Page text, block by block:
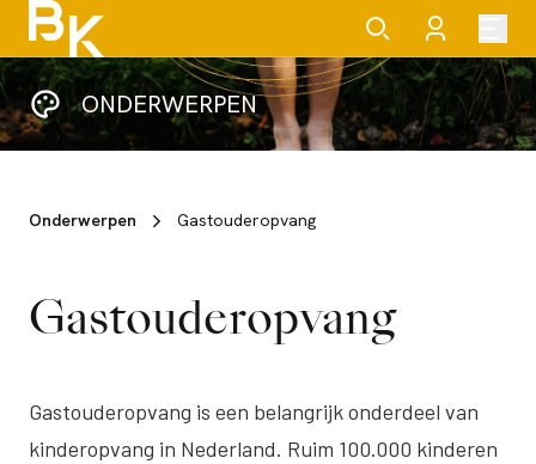
ONDERWERPEN
Onderwerpen Gastouderopvang
Gastouderopvang
Gastouderopvang is een belangrijk onderdeel van
kinderopvang in Nederland. Ruim 100.000 kinderen